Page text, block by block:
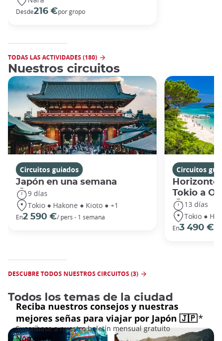
Desde216 €por gropo
TODAS LAS ACTIVIDADES (180)
Nuestros circuitos
Circuitos guiados
Japón en una semana
9 días
Tokio ● Hakone ● Kioto ● +1
En2 590 €/ pers - 1 semana
Circuitos
Tokio a
13 días
Tokio ●
En3 490 €
DESCUBRE TODOS NUESTROS CIRCUITOS (3)
Todos los temas de la ciudad